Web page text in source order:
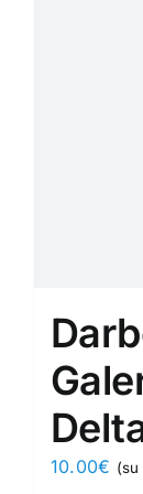
10.00€ (su